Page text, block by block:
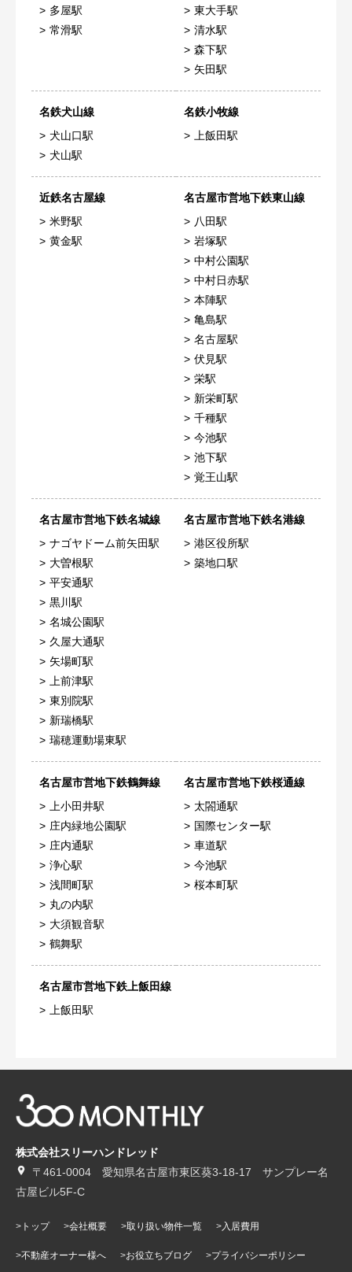
多屋駅
常滑駅
東大手駅
清水駅
森下駅
矢田駅
名鉄犬山線
犬山口駅
犬山駅
名鉄小牧線
上飯田駅
近鉄名古屋線
米野駅
黄金駅
名古屋市営地下鉄東山線
八田駅
岩塚駅
中村公園駅
中村日赤駅
本陣駅
亀島駅
名古屋駅
伏見駅
栄駅
新栄町駅
千種駅
今池駅
池下駅
覚王山駅
名古屋市営地下鉄名城線
ナゴヤドーム前矢田駅
大曽根駅
平安通駅
黒川駅
名城公園駅
久屋大通駅
矢場町駅
上前津駅
東別院駅
新瑞橋駅
瑞穂運動場東駅
名古屋市営地下鉄名港線
港区役所駅
築地口駅
名古屋市営地下鉄鶴舞線
上小田井駅
庄内緑地公園駅
庄内通駅
浄心駅
浅間町駅
丸の内駅
大須観音駅
鶴舞駅
名古屋市営地下鉄桜通線
太閤通駅
国際センター駅
車道駅
今池駅
桜本町駅
名古屋市営地下鉄上飯田線
上飯田駅
株式会社スリーハンドレッド
〒461-0004 愛知県名古屋市東区葵3-18-17 サンプレー名
古屋ビル5F-C
トップ 会社概要 取り扱い物件一覧 入居費用
不動産オーナー様へ お役立ちブログ プライバシーポリシー